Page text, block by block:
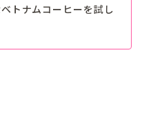
トナムコーヒーを試し